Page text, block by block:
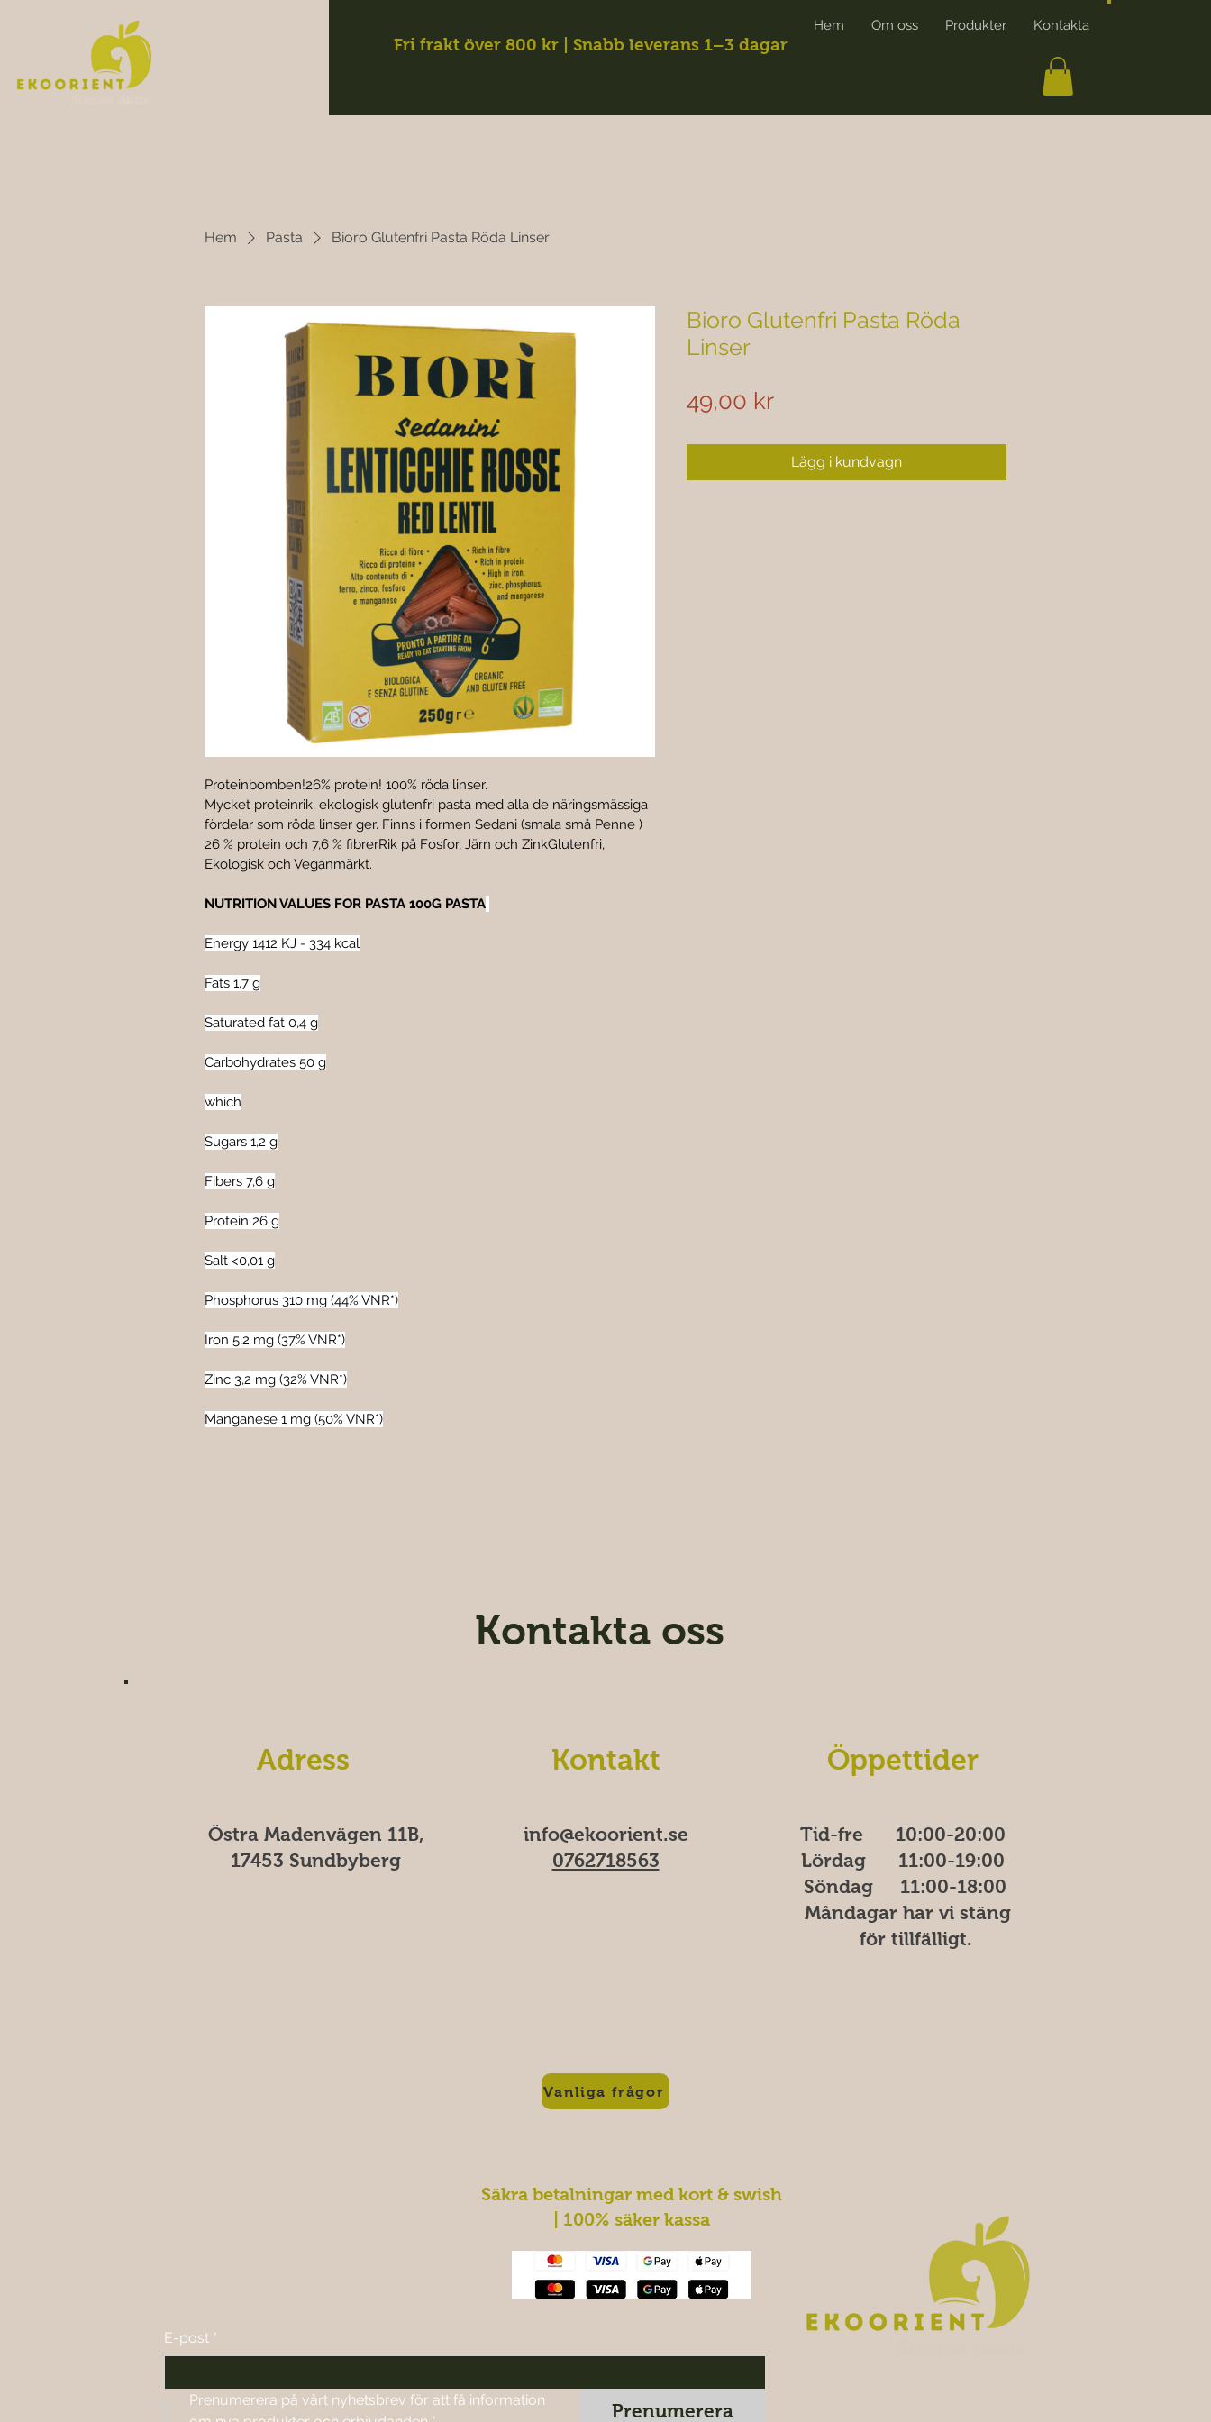
Fri frakt över 800 kr | Snabb leverans 1–3 dagar
Hem Om oss Produkter Kontakta
Hem Pasta Bioro Glutenfri Pasta Röda Linser
Proteinbomben!26% protein! 100% röda linser.
Mycket proteinrik, ekologisk glutenfri pasta med alla de näringsmässiga
fördelar som röda linser ger. Finns i formen Sedani (smala små Penne )
26 % protein och 7,6 % fibrerRik på Fosfor, Järn och ZinkGlutenfri,
Ekologisk och Veganmärkt.
NUTRITION VALUES FOR PASTA 100G PASTA
Energy 1412 KJ - 334 kcal
Fats 1,7 g
Saturated fat 0,4 g
Carbohydrates 50 g
which
Sugars 1,2 g
Fibers 7,6 g
Protein 26 g
Salt <0,01 g
Phosphorus 310 mg (44% VNR*)
Iron 5,2 mg (37% VNR*)
Zinc 3,2 mg (32% VNR*)
Manganese 1 mg (50% VNR*)
Bioro Glutenfri Pasta Röda
Linser
49,00 krPris
Lägg i kundvagn
Kontakta oss
Adress
Östra Madenvägen 11B,
17453 Sundbyberg
Kontakt
info@ekoorient.se​​
0762718563
Vanliga frågor
Öppettider
Tid-fre 10:00-20​​​:00
Lördag 11:00-19:00
Söndag 11:00-18:00
Måndagar har vi stäng
för tillfälligt.
Säkra betalningar med kort & swish
| 100% säker kassa
E-post *
Prenumerera på vårt nyhetsbrev för att få information
Prenumerera